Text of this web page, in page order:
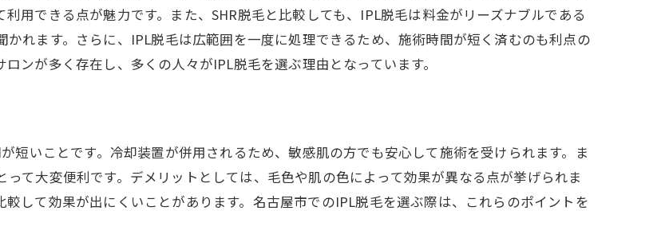
ロン選びのポイント！名古屋市のIPL脱毛
コミで選ぶ！名古屋のIPL脱毛サロン
古屋市内で信頼できるIPL脱毛サロンとは
の実力名古屋市で実感できる効果とは
古屋市で実感！IPL脱毛の効果と持続性
力派IPL脱毛、名古屋での効果を検証
用できる点が魅力です。また、SHR脱毛と比較しても、IPL脱毛は料金がリーズナブルである
れます。さらに、IPL脱毛は広範囲を一度に処理できるため、施術時間が短く済むのも利点の
ンが多く存在し、多くの人々がIPL脱毛を選ぶ理由となっています。
短いことです。冷却装置が併用されるため、敏感肌の方でも安心して施術を受けられます。ま
て大変便利です。デメリットとしては、毛色や肌の色によって効果が異なる点が挙げられま
して効果が出にくいことがあります。名古屋市でのIPL脱毛を選ぶ際は、これらのポイントを